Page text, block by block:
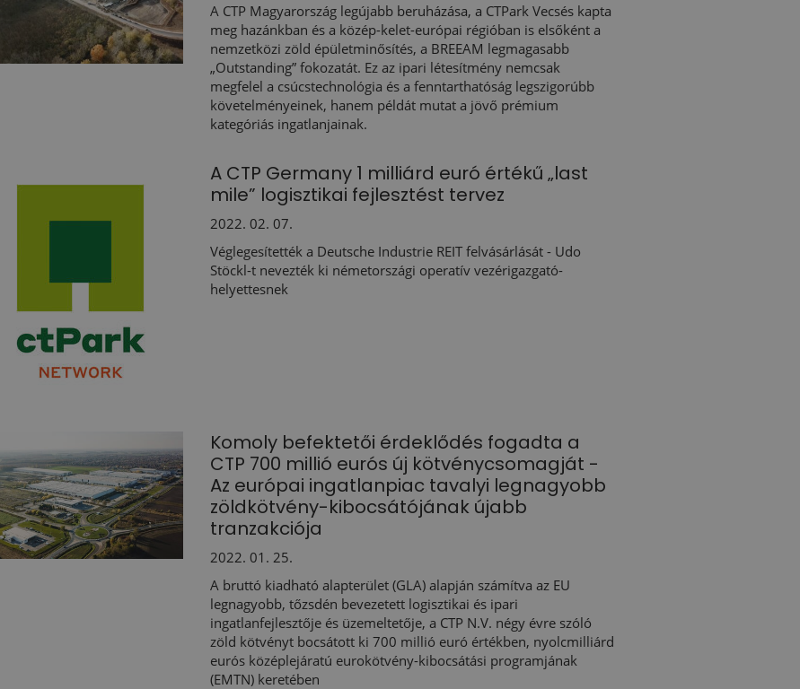
A CTP Magyarország legújabb beruházása, a CTPark Vecsés kapta
meg hazánkban és a közép-kelet-európai régióban is elsőként a
nemzetközi zöld épületminősítés, a BREEAM legmagasabb
„Outstanding” fokozatát. Ez az ipari létesítmény nemcsak
megfelel a csúcstechnológia és a fenntarthatóság legszigorúbb
követelményeinek, hanem példát mutat a jövő prémium
kategóriás ingatlanjainak.
A CTP Germany 1 milliárd euró értékű „last
mile” logisztikai fejlesztést tervez
2022. 02. 07.
Véglegesítették a Deutsche Industrie REIT felvásárlását - Udo
Stöckl-t nevezték ki németországi operatív vezérigazgató-
helyettesnek
Komoly befektetői érdeklődés fogadta a
CTP 700 millió eurós új kötvénycsomagját -
Az európai ingatlanpiac tavalyi legnagyobb
zöldkötvény-kibocsátójának újabb
tranzakciója
2022. 01. 25.
A bruttó kiadható alapterület (GLA) alapján számítva az EU
legnagyobb, tőzsdén bevezetett logisztikai és ipari
ingatlanfejlesztője és üzemeltetője, a CTP N.V. négy évre szóló
zöld kötvényt bocsátott ki 700 millió euró értékben, nyolcmilliárd
eurós középlejáratú eurokötvény-kibocsátási programjának
(EMTN) keretében